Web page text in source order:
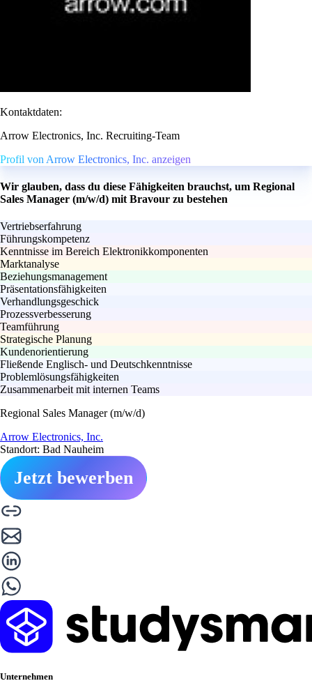
Kontaktdaten:
Arrow Electronics, Inc. Recruiting-Team
Profil von Arrow Electronics, Inc. anzeigen
Wir glauben, dass du diese Fähigkeiten brauchst, um Regional
Sales Manager (m/w/d) mit Bravour zu bestehen
Vertriebserfahrung
Führungskompetenz
Kenntnisse im Bereich Elektronikkomponenten
Marktanalyse
Beziehungsmanagement
Präsentationsfähigkeiten
Verhandlungsgeschick
Prozessverbesserung
Teamführung
Strategische Planung
Kundenorientierung
Fließende Englisch- und Deutschkenntnisse
Problemlösungsfähigkeiten
Zusammenarbeit mit internen Teams
Regional Sales Manager (m/w/d)
Arrow Electronics, Inc.
Standort: Bad Nauheim
Jetzt bewerben
Unternehmen